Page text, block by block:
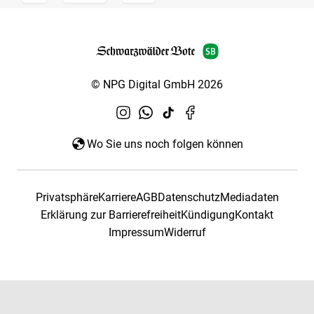
© NPG Digital GmbH 2026
Wo Sie uns noch folgen können
PrivatsphäreKarriereAGBDatenschutzMediadaten
Erklärung zur BarrierefreiheitKündigungKontakt
ImpressumWiderruf